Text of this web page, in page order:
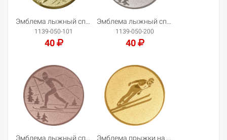
1139-050-101
40
Добавить в корзину
1139-050-200
40
Добавить в корзину